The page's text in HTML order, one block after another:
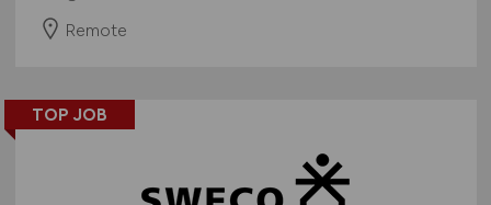
Remote
TOP JOB